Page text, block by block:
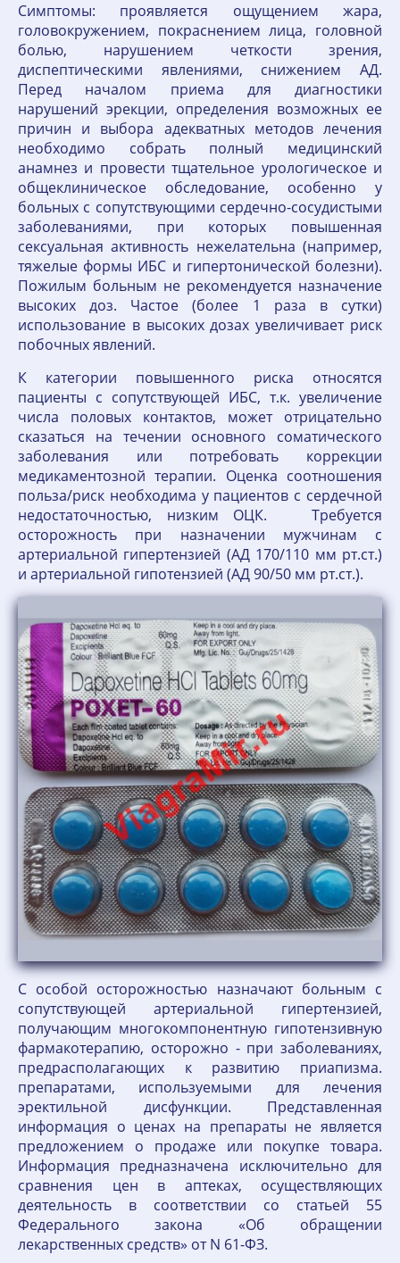
Симптомы: проявляется ощущением жара,
головокружением, покраснением лица, головной
болью, нарушением четкости зрения,
диспептическими явлениями, снижением АД.
Перед началом приема для диагностики
нарушений эрекции, определения возможных ее
причин и выбора адекватных методов лечения
необходимо собрать полный медицинский
анамнез и провести тщательное урологическое и
общеклиническое обследование, особенно у
больных с сопутствующими сердечно-сосудистыми
заболеваниями, при которых повышенная
сексуальная активность нежелательна (например,
тяжелые формы ИБС и гипертонической болезни).
Пожилым больным не рекомендуется назначение
высоких доз. Частое (более 1 раза в сутки)
использование в высоких дозах увеличивает риск
побочных явлений.
К категории повышенного риска относятся
пациенты с сопутствующей ИБС, т.к. увеличение
числа половых контактов, может отрицательно
сказаться на течении основного соматического
заболевания или потребовать коррекции
медикаментозной терапии. Оценка соотношения
польза/риск необходима у пациентов с сердечной
недостаточностью, низким ОЦК. Требуется
осторожность при назначении мужчинам с
артериальной гипертензией (АД 170/110 мм рт.ст.)
и артериальной гипотензией (АД 90/50 мм рт.ст.).
С особой осторожностью назначают больным с
сопутствующей артериальной гипертензией,
получающим многокомпонентную гипотензивную
фармакотерапию, осторожно - при заболеваниях,
предрасполагающих к развитию приапизма.
препаратами, используемыми для лечения
эректильной дисфункции. Представленная
информация о ценах на препараты не является
предложением о продаже или покупке товара.
Информация предназначена исключительно для
сравнения цен в аптеках, осуществляющих
деятельность в соответствии со статьей 55
Федерального закона «Об обращении
лекарственных средств» от N 61-ФЗ.